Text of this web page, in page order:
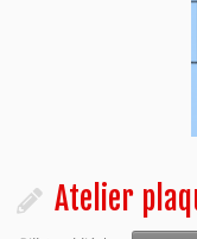
Atelier